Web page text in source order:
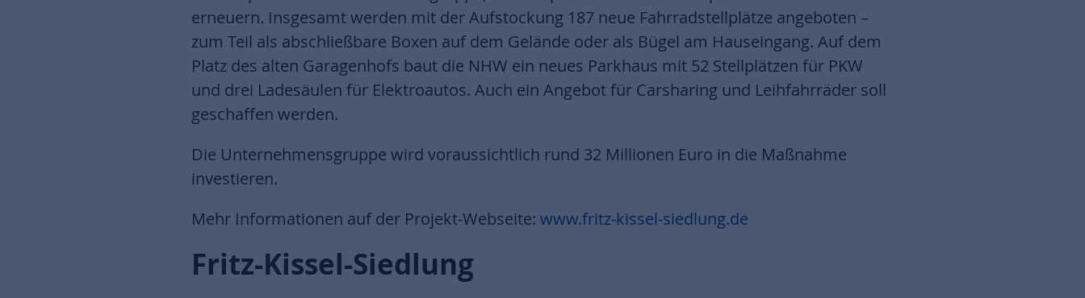
erneuern. Insgesamt werden mit der Aufstockung 187 neue Fahrradstellplätze angeboten –
zum Teil als abschließbare Boxen auf dem Gelände oder als Bügel am Hauseingang. Auf dem
Platz des alten Garagenhofs baut die NHW ein neues Parkhaus mit 52 Stellplätzen für PKW
und drei Ladesäulen für Elektroautos. Auch ein Angebot für Carsharing und Leihfahrräder soll
geschaffen werden.
Die Unternehmensgruppe wird voraussichtlich rund 32 Millionen Euro in die Maßnahme
investieren.
Mehr Informationen auf der Projekt-Webseite:www.fritz-kissel-siedlung.de
Fritz-Kissel-Siedlung